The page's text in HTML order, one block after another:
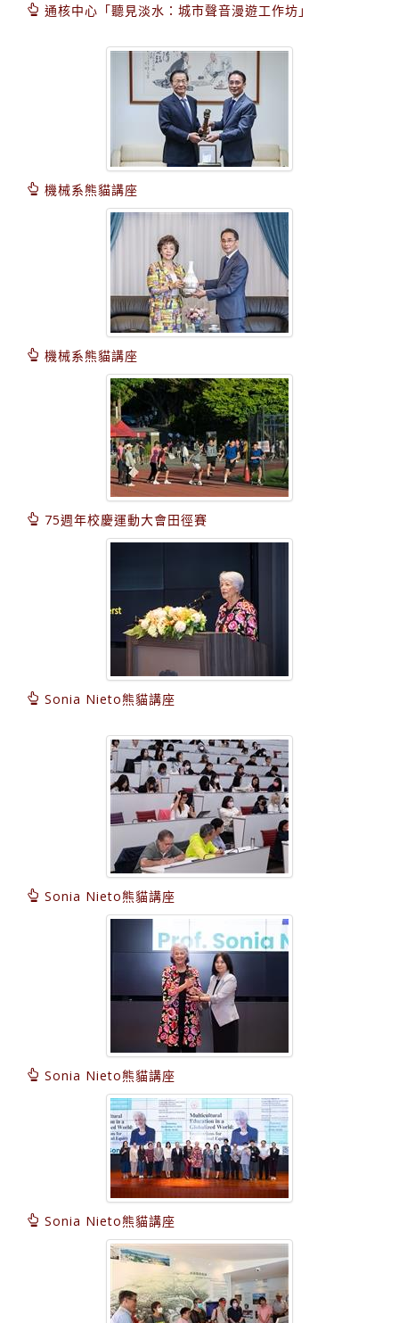
通核中心「聽見淡水：城市聲音漫遊工作坊」
機械系熊貓講座
機械系熊貓講座
75週年校慶運動大會田徑賽
Sonia Nieto熊貓講座
Sonia Nieto熊貓講座
Sonia Nieto熊貓講座
Sonia Nieto熊貓講座